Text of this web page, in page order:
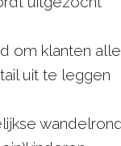
om klanten
uit te leggen